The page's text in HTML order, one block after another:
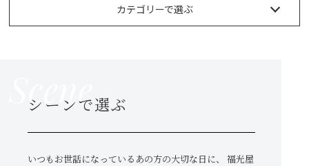
カテゴリーで選ぶ
Scene
シーンで選ぶ
いつもお世話になっているあの方の大切な日に、
福光屋